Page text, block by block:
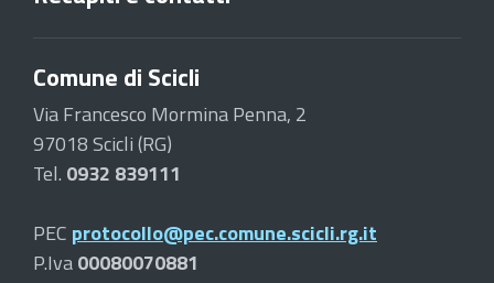
Comune di Scicli
Via Francesco Mormina Penna, 2
97018 Scicli (RG)
Tel. 0932 839111
PEC protocollo@pec.comune.scicli.rg.it
P.Iva00080070881